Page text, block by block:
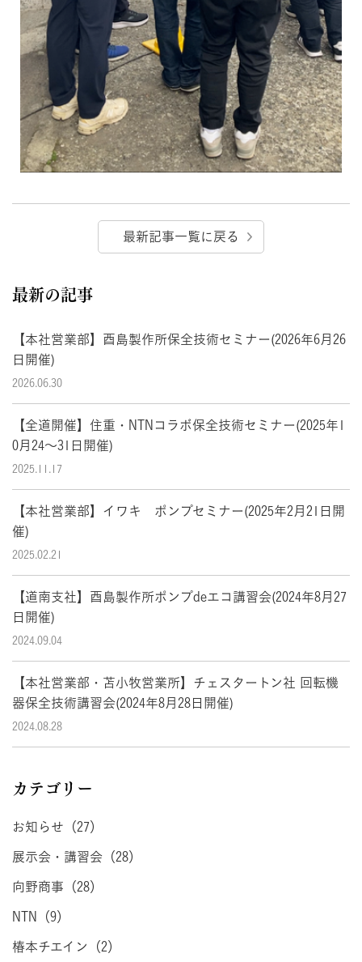
最新記事一覧に戻る
最新の記事
【本社営業部】酉島製作所保全技術セミナー(2026年6月26
日開催)
2026.06.30
【全道開催】住重・NTNコラボ保全技術セミナー(2025年1
0月24～31日開催)
2025.11.17
【本社営業部】イワキ ポンプセミナー(2025年2月21日開
催)
2025.02.21
【道南支社】酉島製作所ポンプdeエコ講習会(2024年8月27
日開催)
2024.09.04
【本社営業部・苫小牧営業所】チェスタートン社 回転機
器保全技術講習会(2024年8月28日開催)
2024.08.28
カテゴリー
お知らせ（27）
展示会・講習会（28）
向野商事（28）
NTN（9）
椿本チエイン（2）